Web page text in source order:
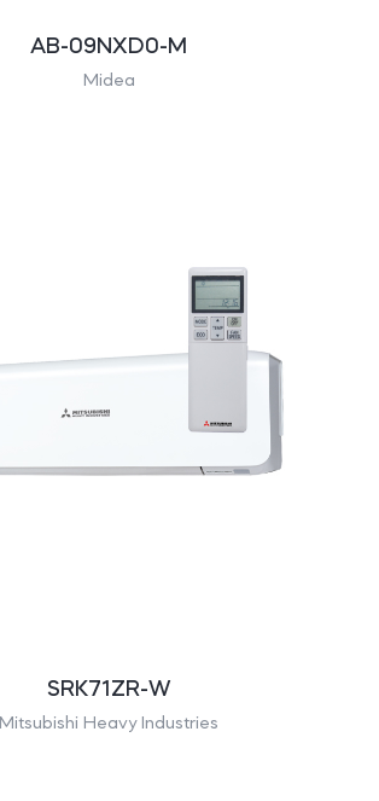
AB-09NXD0-M
Midea
SRK71ZR-W
Mitsubishi Heavy Industries